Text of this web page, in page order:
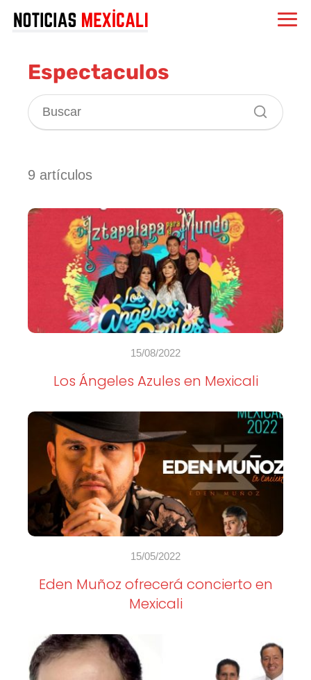
Espectaculos
9 artículos
15/08/2022
Los Ángeles Azules en Mexicali
15/05/2022
Eden Muñoz ofrecerá concierto en
Mexicali